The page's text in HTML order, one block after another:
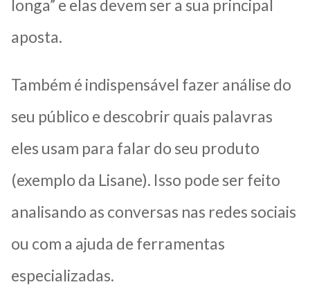
longa” e elas devem ser a sua principal
aposta.
Também é indispensável fazer análise do
seu público e descobrir quais palavras
eles usam para falar do seu produto
(exemplo da Lisane). Isso pode ser feito
analisando as conversas nas redes sociais
ou com a ajuda de ferramentas
especializadas.